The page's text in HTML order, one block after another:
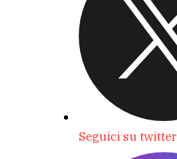
Seguici su twitter